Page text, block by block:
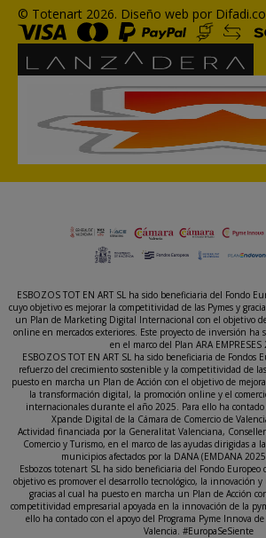
© Totenart 2026. Diseño web por
ESBOZOS TOT EN ART SL ha sido beneficiaria del Fondo
cuyo objetivo es mejorar la competitividad de las Pymes y
un Plan de Marketing Digital Internacional con el objetivo
online en mercados exteriores. Este proyecto de inversión ha
en el marco del Plan ARA EMPRESES
ESBOZOS TOT EN ART SL ha sido beneficiaria de Fondos
refuerzo del crecimiento sostenible y la competitividad de
puesto en marcha un Plan de Acción con el objetivo de
la transformación digital, la promoción online y el
internacionales durante el año 2025. Para ello ha contado
Xpande Digital de la Cámara de Comercio de
Actividad financiada por la Generalitat Valenciana,
Comercio y Turismo, en el marco de las ayudas dirigidas a
municipios afectados por la DANA (EMDANA
Esbozos totenart SL ha sido beneficiaria del Fondo Europeo
objetivo es promover el desarrollo tecnológico, la innovación
gracias al cual ha puesto en marcha un Plan de Acción
competitividad empresarial apoyada en la innovación de la
ello ha contado con el apoyo del Programa Pyme Innova
Valencia. #EuropaSeSiente